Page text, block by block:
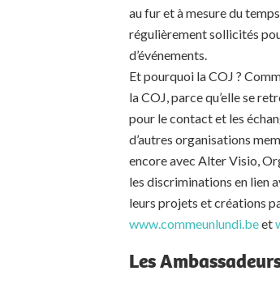
au fur et à mesure du
régulièrement sollicités
d’événements.
Et pourquoi la COJ ?
la COJ, parce qu’elle se
pour le contact et les
d’autres organisations
encore avec Alter Visio,
les discriminations en lien
leurs projets et créations
www.commeunlundi.beet
Les